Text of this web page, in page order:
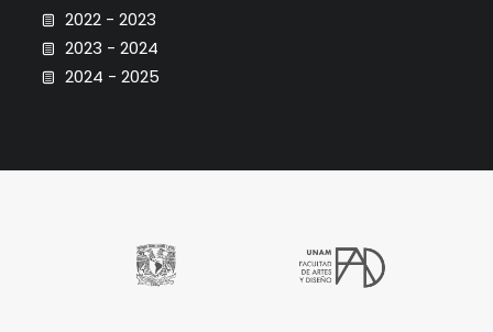
2022 - 2023
2023 - 2024
2024 - 2025